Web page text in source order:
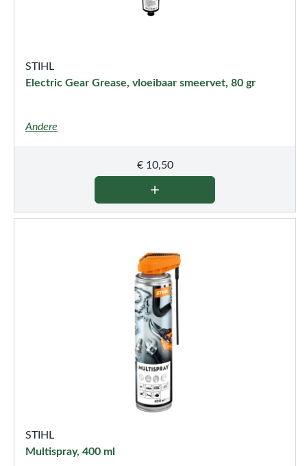
STIHL
Electric Gear Grease, vloeibaar smeervet, 80 gr
Andere
€10,50
STIHL
Multispray, 400 ml